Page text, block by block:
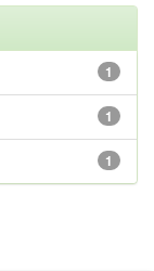
1
1
1